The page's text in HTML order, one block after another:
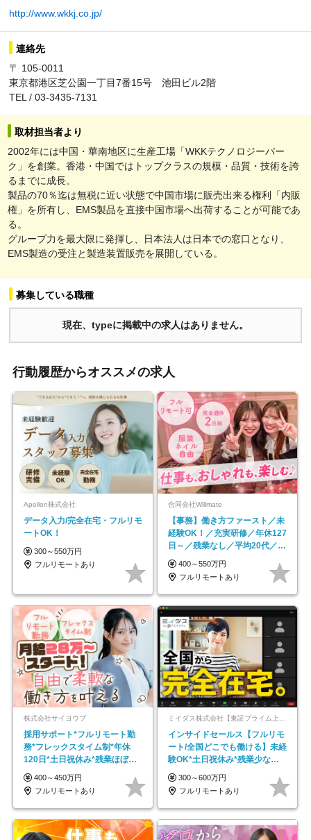
http://www.wkkj.co.jp/
連絡先
〒 105-0011
東京都港区芝公園一丁目7番15号 池田ビル2階
TEL / 03-3435-7131
取材担当者より
2002年には中国・華南地区に生産工場「WKKテクノロジーパー
ク」を創業。香港・中国ではトップクラスの規模・品質・技術を誇
るまでに成長。
製品の70％迄は無税に近い状態で中国市場に販売出来る権利「内販
権」を所有し、EMS製品を直接中国市場へ出荷することが可能であ
る。
グループ力を最大限に発揮し、日本法人は日本での窓口となり、
EMS製造の受注と製造装置販売を展開している。
募集している職種
現在、typeに掲載中の求人はありません。
行動履歴からオススメの求人
Apollon株式会社
データ入力/完全在宅・フルリモ
ートOK！
300～550万円
フルリモートあり
合同会社Willmate
【事務】働き方ファースト／未
経験OK！／充実研修／年休127
日～／残業なし／平均20代／リ
モートOK
400～550万円
フルリモートあり
株式会社サイヨウブ
採用サポート*フルリモート勤
務*フレックスタイム制*年休
120日*土日祝休み*残業ほぼな
し*育児中社員8割以上
400～450万円
フルリモートあり
ミイダス株式会社【東証プライム上場パーソルグループ】
インサイドセールス【フルリモ
ート/全国どこでも働ける】未経
験OK*土日祝休み*残業少なめ*
在宅勤務手当あり
300～600万円
フルリモートあり